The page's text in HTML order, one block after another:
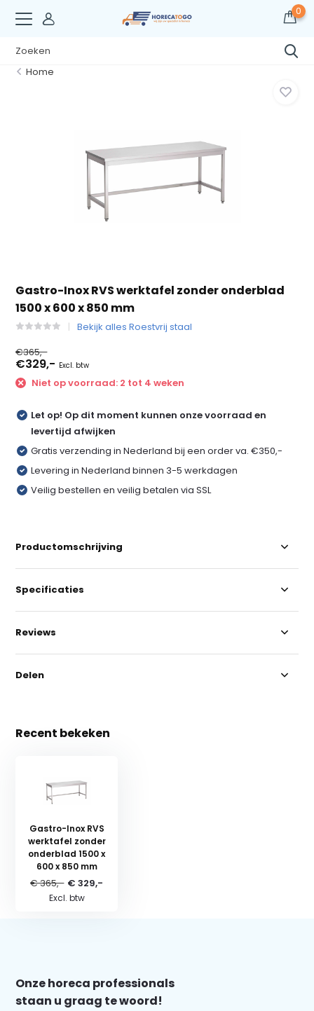
0
Home
Gastro-Inox RVS werktafel zonder onderblad
1500 x 600 x 850 mm
Bekijk alles Roestvrij staal
€365,-
€329,- Excl. btw
Niet op voorraad: 2 tot 4 weken
Let op! Op dit moment kunnen onze voorraad en
levertijd afwijken
Gratis verzending in Nederland bij een order va. €350,-
Levering in Nederland binnen 3-5 werkdagen
Veilig bestellen en veilig betalen via SSL
Productomschrijving
Specificaties
Reviews
Delen
Recent bekeken
Gastro-Inox RVS
werktafel zonder
onderblad 1500 x
600 x 850 mm
€ 365,- € 329,-
Excl. btw
Onze horeca professionals
staan u graag te woord!